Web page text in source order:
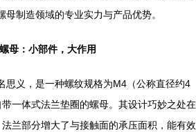
制造领域的专业实力与产品优势。
母：小部件，大作用
思义，是一种螺纹规格为M4（公称直径约4
一体式法兰垫圈的螺母。其设计巧妙之处在
兰部分增大了与接触面的承压面积，能有效